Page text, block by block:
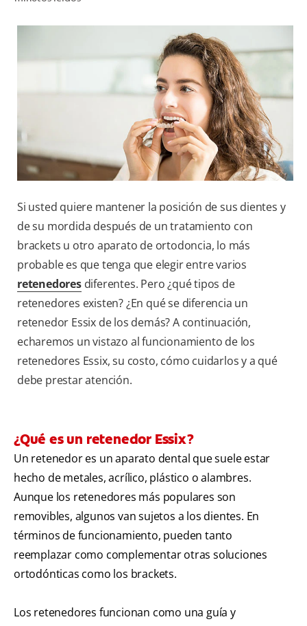
CORRESPONDENCIA DE PRODUCTOS
PROMOCIONES
CR (ES)
SUSCRÍBASE
Si usted quiere mantener la posición de sus dientes y
de su mordida después de un tratamiento con
brackets u otro aparato de ortodoncia, lo más
probable es que tenga que elegir entre varios
retenedoresdiferentes. Pero ¿qué tipos de
retenedores existen? ¿En qué se diferencia un
retenedor Essix de los demás? A continuación,
echaremos un vistazo al funcionamiento de los
retenedores Essix, su costo, cómo cuidarlos y a qué
debe prestar atención.
¿Qué es un retenedor Essix?
Un retenedor es un aparato dental que suele estar
hecho de metales, acrílico, plástico o alambres.
Aunque los retenedores más populares son
removibles, algunos van sujetos a los dientes. En
términos de funcionamiento, pueden tanto
reemplazar como complementar otras soluciones
ortodónticas como los brackets.
Los retenedores funcionan como una guía y